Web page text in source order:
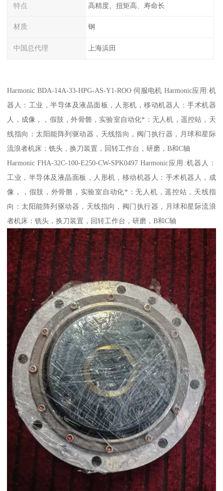
特点 高精度、扭矩高、寿命长
材质 钢
中国总代理 上海浜田
Harmonic BDA-14A-33-HPG-AS-Y1-ROO 伺服电机 Harmonic应用:机
器人：工业，半导体及液晶面板，人形机，移动机器人：手术机器
人，成像，，假肢，外骨骼，实验室自动化*：无人机，遥控站，天
线指向：太阳能阵列驱动器，天线指向，阀门执行器，月球和星际
流浪者机床：铣头，换刀装置，回转工作台，研磨，B和C轴
Harmonic FHA-32C-100-E250-CW-SPK0497 Harmonic应用:机器人：
工业，半导体及液晶面板，人形机，移动机器人：手术机器人，成
像，，假肢，外骨骼，实验室自动化*：无人机，遥控站，天线指
向：太阳能阵列驱动器，天线指向，阀门执行器，月球和星际流浪
者机床：铣头，换刀装置，回转工作台，研磨，B和C轴